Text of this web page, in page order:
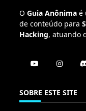
O Guia Anônima é
de conteúdo para
Hacking, atuando
SOBRE ESTE SITE